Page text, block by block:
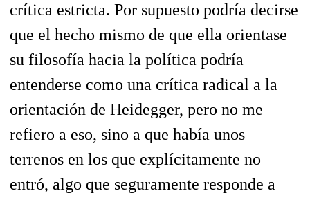
crítica estricta. Por supuesto podría decirse
que el hecho mismo de que ella orientase
su filosofía hacia la política podría
entenderse como una crítica radical a la
orientación de Heidegger, pero no me
refiero a eso, sino a que había unos
terrenos en los que explícitamente no
entró, algo que seguramente responde a